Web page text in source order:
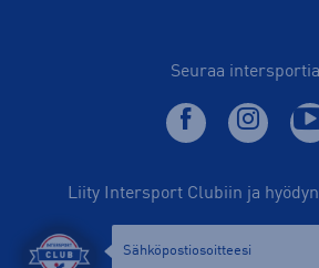
Seuraa
Liity Intersport Clubiin ja